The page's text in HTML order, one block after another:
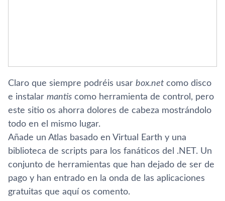
Claro que siempre podréis usar box.net como disco
e instalar mantis como herramienta de control, pero
este sitio os ahorra dolores de cabeza mostrándolo
todo en el mismo lugar.
Añade un Atlas basado en Virtual Earth y una
biblioteca de scripts para los fanáticos del .NET. Un
conjunto de herramientas que han dejado de ser de
pago y han entrado en la onda de las aplicaciones
gratuitas que aquí­ os comento.